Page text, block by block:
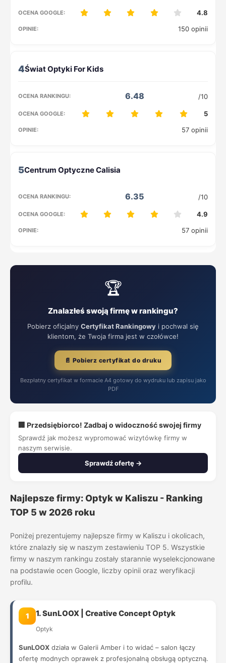
4.8
150 opinii
4
6.48 /10
5
57 opinii
5
6.35 /10
4.9
57 opinii
🏆
Znalazłeś swoją firmę w rankingu?
Pobierz oficjalny Certyfikat Rankingowy i pochwal się
klientom, że Twoja firma jest w czołówce!
📄 Pobierz certyfikat do druku
Bezpłatny certyfikat w formacie A4 gotowy do wydruku lub zapisu jako
PDF
🏢 Przedsiębiorco! Zadbaj o widoczność swojej firmy
Sprawdź jak możesz wypromować wizytówkę firmy w
naszym serwisie.
Sprawdź ofertę →
Najlepsze firmy: Optyk w Kaliszu - Ranking
TOP 5 w 2026 roku
Poniżej prezentujemy najlepsze firmy w Kaliszu i okolicach,
które znalazły się w naszym zestawieniu TOP 5. Wszystkie
firmy w naszym rankingu zostały starannie wyselekcjonowane
na podstawie ocen Google, liczby opinii oraz weryfikacji
profilu.
1 1. SunLOOX | Creative Concept Optyk
Optyk
SunLOOX działa w Galerii Amber i to widać – salon łączy
ofertę modnych oprawek z profesjonalną obsługą optyczną.